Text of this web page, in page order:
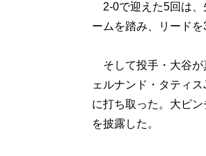
2-0で迎えた5回は、
ームを踏み、リードを
そして投手・大谷が
ェルナンド・タティ
に打ち取った。大ピ
を披露した。